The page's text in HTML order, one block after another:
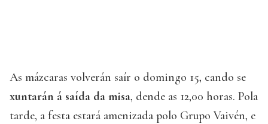
As mázcaras volverán saír o domingo 15, cando se
xuntarán á saída da misa, dende as 12,00 horas. Pola
tarde, a festa estará amenizada polo Grupo Vaivén, e